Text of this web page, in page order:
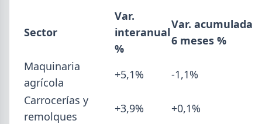
Sector
Var.
interanual
%
Var. acumulada
6 meses %
Maquinaria
agrícola
+5,1%
-1,1%
Carrocerías y
remolques
+3,9%
+0,1%